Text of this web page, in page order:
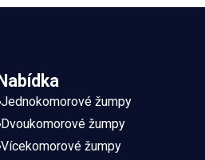
Jednokomorové žumpy
Dvoukomorové žumpy
Vícekomorové žumpy